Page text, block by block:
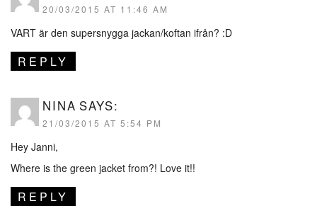
20/03/2015 AT 11:46 AM
VART är den supersnygga jackan/koftan ifrån? :D
REPLY
NINA SAYS:
21/03/2015 AT 5:54 PM
Hey Janni,
Where is the green jacket from?! Love it!!
REPLY